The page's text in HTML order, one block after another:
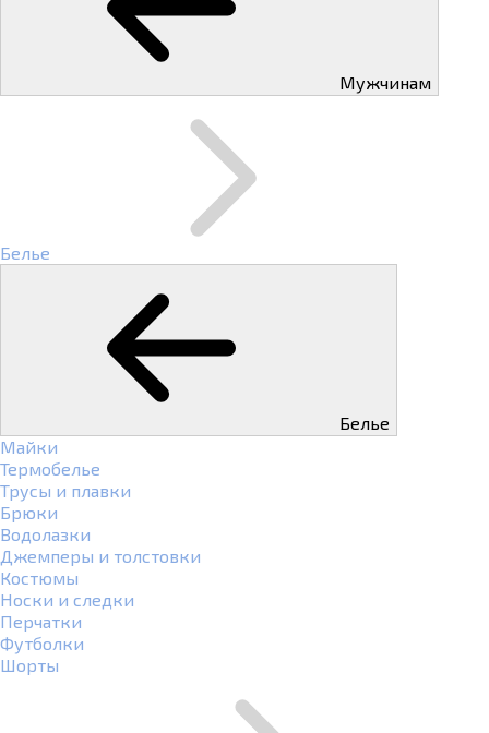
Мужчинам
Белье
Белье
Майки
Термобелье
Трусы и плавки
Брюки
Водолазки
Джемперы и толстовки
Костюмы
Носки и следки
Перчатки
Футболки
Шорты